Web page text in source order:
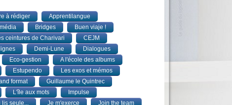
à rédiger
Apprentilangue
Bridges
Buen viaje !
ceintures de Charivari
CEJM
Demi-Lune
Dialogues
Eco-gestion
A l'école des albums
Estupendo
Les exos et mémos
format
Guillaume le Quintrec
L'île aux mots
Impulse
lis seule... Je m'exerce
Join the team